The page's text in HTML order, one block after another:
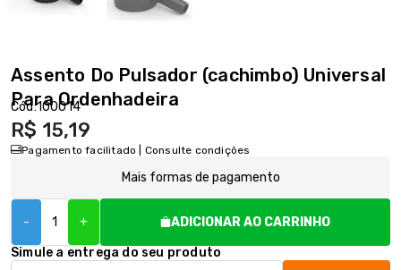
Assento Do Pulsador (cachimbo) Universal
Para Ordenhadeira
Cód:100014
R$ 15,19
Pagamento facilitado | Consulte condições
Mais formas de pagamento
- +
ADICIONAR AO CARRINHO
Simule a entrega do seu produto